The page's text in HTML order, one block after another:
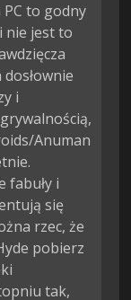
to godny
nie jest to
i
Anuman
fabuły i
się
rzec, że
pobierz
tak,